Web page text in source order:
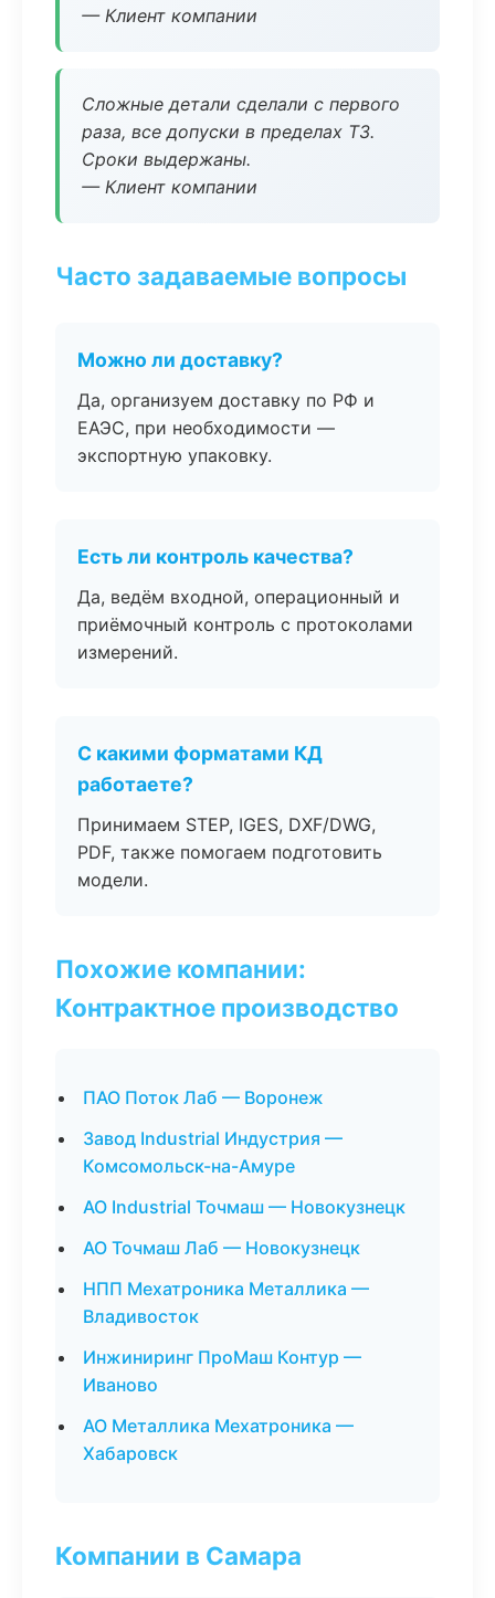
— Клиент компании
Сложные детали сделали с первого
раза, все допуски в пределах ТЗ.
Сроки выдержаны.
— Клиент компании
Часто задаваемые вопросы
Можно ли доставку?
Да, организуем доставку по РФ и
ЕАЭС, при необходимости —
экспортную упаковку.
Есть ли контроль качества?
Да, ведём входной, операционный и
приёмочный контроль с протоколами
измерений.
С какими форматами КД
работаете?
Принимаем STEP, IGES, DXF/DWG,
PDF, также помогаем подготовить
модели.
Похожие компании:
Контрактное производство
ПАО Поток Лаб — Воронеж
Завод Industrial Индустрия —
Комсомольск-на-Амуре
АО Industrial Точмаш — Новокузнецк
АО Точмаш Лаб — Новокузнецк
НПП Мехатроника Металлика —
Владивосток
Инжиниринг ПроМаш Контур —
Иваново
АО Металлика Мехатроника —
Хабаровск
Компании в Самара